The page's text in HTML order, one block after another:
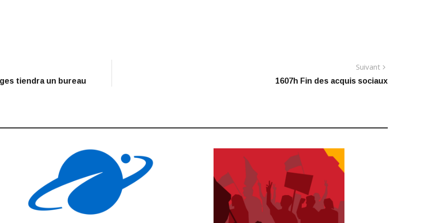
tiendra un bureau
Suivant
suivant
1607h Fin des acquis sociaux